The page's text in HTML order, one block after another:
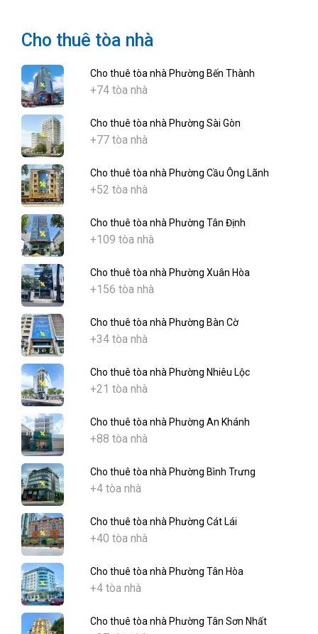
Cho thuê tòa nhà
Cho thuê tòa nhà Phường Bến Thành
+74 tòa nhà
Cho thuê tòa nhà Phường Sài Gòn
+77 tòa nhà
Cho thuê tòa nhà Phường Cầu Ông Lãnh
+52 tòa nhà
Cho thuê tòa nhà Phường Tân Định
+109 tòa nhà
Cho thuê tòa nhà Phường Xuân Hòa
+156 tòa nhà
Cho thuê tòa nhà Phường Bàn Cờ
+34 tòa nhà
Cho thuê tòa nhà Phường Nhiêu Lộc
+21 tòa nhà
Cho thuê tòa nhà Phường An Khánh
+88 tòa nhà
Cho thuê tòa nhà Phường Bình Trưng
+4 tòa nhà
Cho thuê tòa nhà Phường Cát Lái
+40 tòa nhà
Cho thuê tòa nhà Phường Tân Hòa
+4 tòa nhà
Cho thuê tòa nhà Phường Tân Sơn Nhất